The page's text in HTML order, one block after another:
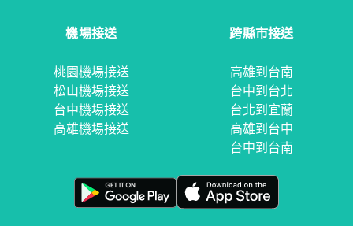
機場接送
桃園機場接送
松山機場接送
台中機場接送
高雄機場接送
跨縣市接送
高雄到台南
台中到台北
台北到宜蘭
高雄到台中
台中到台南